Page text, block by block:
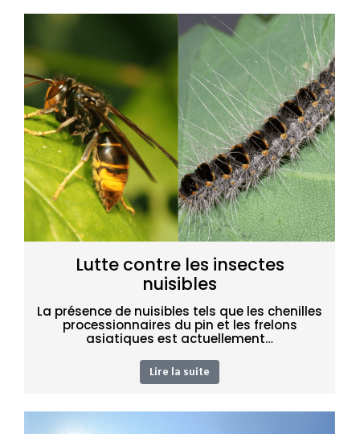
Lutte contre les insectes
nuisibles
La présence de nuisibles tels que les chenilles
processionnaires du pin et les frelons
asiatiques est actuellement…
Lire la suite